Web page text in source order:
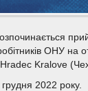
ОНУ на
Kralove
2022 року.